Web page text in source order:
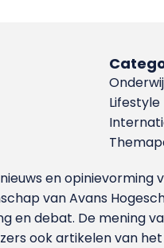
Lifestyle
en opinievorming
van Avans
en debat. De mening
ook artikelen van het